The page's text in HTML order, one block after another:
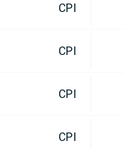
CPI
CPI
CPI
CPI